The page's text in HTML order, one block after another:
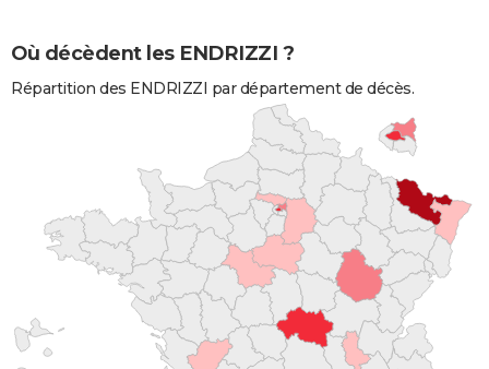
Où décèdent les ENDRIZZI ?
Répartition des ENDRIZZI par département de décès.